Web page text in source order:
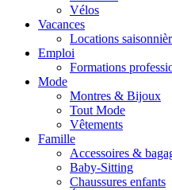
Vélos
Vacances
Locations
Emploi
Formations
Mode
Montres & Bijoux
Tout Mode
Vêtements
Famille
Accessoires &
Baby-Sitting
Chaussures enfants